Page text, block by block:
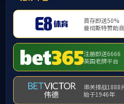
2022年7月6日
接待了我院领导一
我院领导首先
举行了座谈交流。
院长对烽火通信的